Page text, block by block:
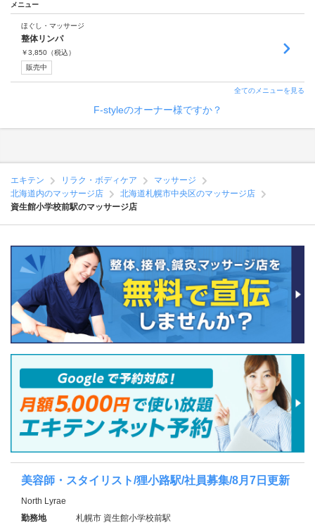
メニュー
ほぐし・マッサージ
整体リンパ
￥3,850 （税込）
販売中
全てのメニューを見る
F-styleのオーナー様ですか？
エキテン リラク・ボディケア
マッサージ
北海道内のマッサージ店
北海道札幌市中央区のマッサージ店
資生館小学校前駅のマッサージ店
美容師・スタイリスト/狸小路駅/社員募集/8月7日更新
North Lyrae
勤務地
札幌市 資生館小学校前駅